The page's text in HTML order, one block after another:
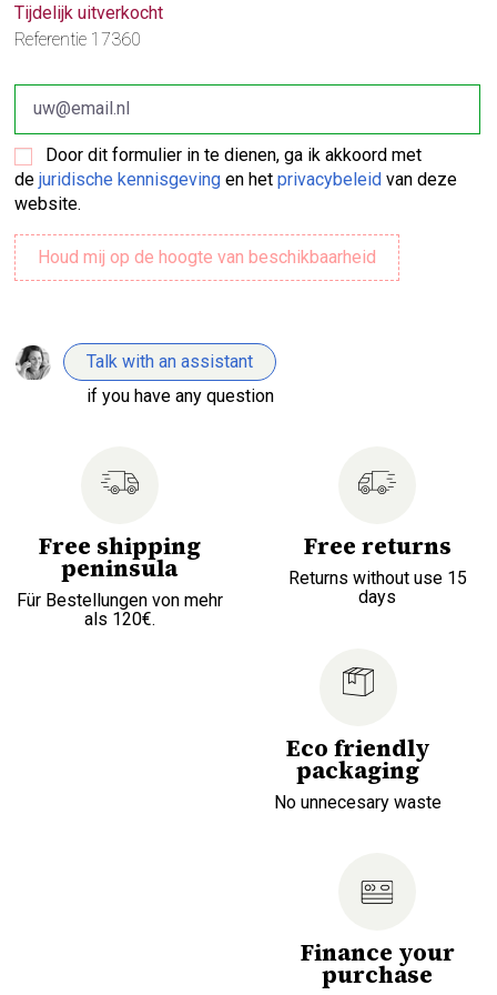
Tijdelijk uitverkocht
Referentie 17360
Door dit formulier in te dienen, ga ik akkoord met
dejuridische kennisgeving en hetprivacybeleid van deze
website.
Talk with an assistant
if you have any question
Free shipping
peninsula
Für Bestellungen von mehr
als 120€.
Free returns
Returns without use 15
days
Eco friendly
packaging
No unnecesary waste
Finance your
purchase